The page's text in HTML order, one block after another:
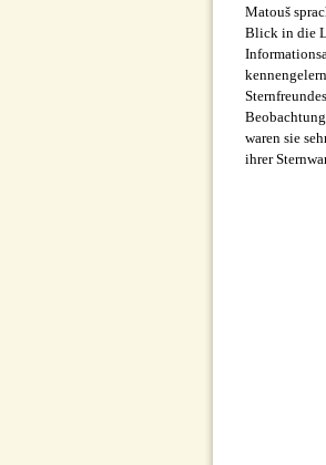
Matouš
Blick in die
waren sie
ihrer